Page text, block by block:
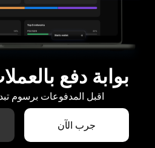
بوابة دفع
اقبل المدفوعات برسوم تبدأ من
جرب الآن